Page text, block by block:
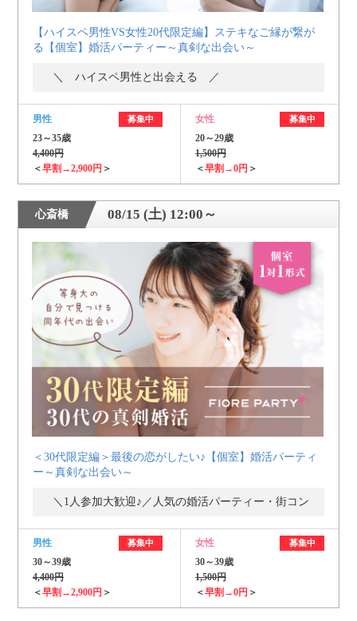
【ハイスペ男性VS女性20代限定編】ステキなご縁が繋が
る【個室】婚活パーティー～真剣な出会い～
＼ ハイスペ男性と出会える ／
男性 募集中
23～35歳
4,400円
＜早割→2,900円 ＞
女性 募集中
20～29歳
1,500円
＜早割→0円 ＞
心斎橋 08/15 (土) 12:00～
＜30代限定編＞最後の恋がしたい♪【個室】婚活パーティ
ー～真剣な出会い～
＼1人参加大歓迎♪／人気の婚活パーティー・街コン
男性 募集中
30～39歳
4,400円
＜早割→2,900円 ＞
女性 募集中
30～39歳
1,500円
＜早割→0円 ＞